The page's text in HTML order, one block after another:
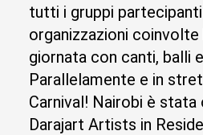
tutti i gruppi
organizzazioni coinvolte
giornata con canti, balli
Parallelamente e in
Carnival! Nairobi è stata
Darajart Artists in